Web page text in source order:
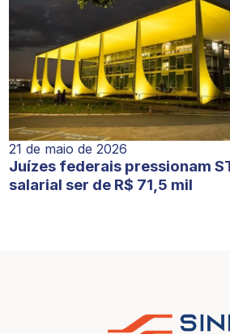
21 de maio de 2026
Juízes federais pressionam
salarial ser de R$ 71,5 mil